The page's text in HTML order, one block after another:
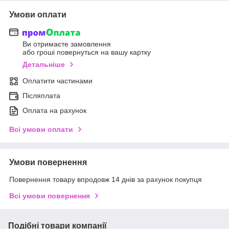
Умови оплати
Ви отримаєте замовлення
або гроші повернуться на вашу картку
Детальніше
Оплатити частинами
Післяплата
Оплата на рахунок
Всі умови оплати
Умови повернення
Повернення товару впродовж 14 днів за рахунок покупця
Всі умови повернення
Подібні товари компанії